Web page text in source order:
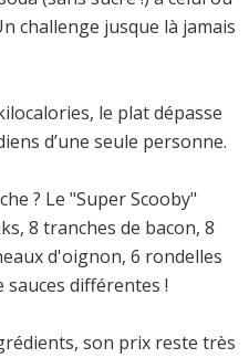
challenge jusque là jamais
le plat dépasse
d’une seule personne.
? Le "Super Scooby"
8 tranches de bacon, 8
d'oignon, 6 rondelles
différentes !
son prix reste très